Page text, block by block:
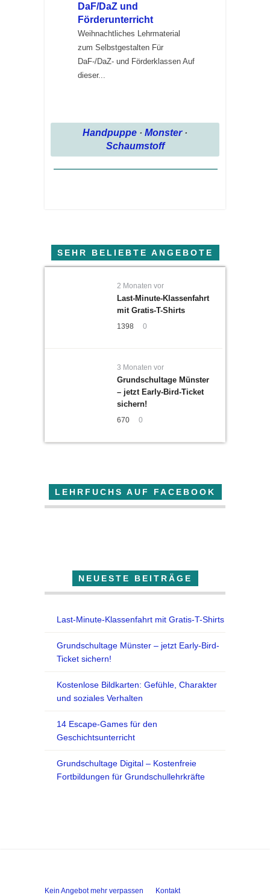
DaF/DaZ und
Förderunterricht
Weihnachtliches Lehrmaterial
zum Selbstgestalten Für
DaF-/DaZ- und Förderklassen Auf
dieser...
Handpuppe · Monster·
Schaumstoff
SEHR BELIEBTE ANGEBOTE
2 Monaten vor
Last-Minute-Klassenfahrt
mit Gratis-T-Shirts
1398 0
3 Monaten vor
Grundschultage Münster
– jetzt Early-Bird-Ticket
sichern!
670 0
LEHRFUCHS AUF FACEBOOK
NEUESTE BEITRÄGE
Last-Minute-Klassenfahrt mit Gratis-T-Shirts
Grundschultage Münster – jetzt Early-Bird-
Ticket sichern!
Kostenlose Bildkarten: Gefühle, Charakter
und soziales Verhalten
14 Escape-Games für den
Geschichtsunterricht
Grundschultage Digital – Kostenfreie
Fortbildungen für Grundschullehrkräfte
Kein Angebot mehr verpassen Kontakt